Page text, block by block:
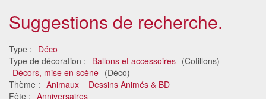
Suggestions de recherche.
Type : Déco
Type de décoration : Ballons et accessoires (Cotillons)
Décors, mise en scène (Déco)
Thème : Animaux
Dessins Animés & BD
Fête : Anniversaires